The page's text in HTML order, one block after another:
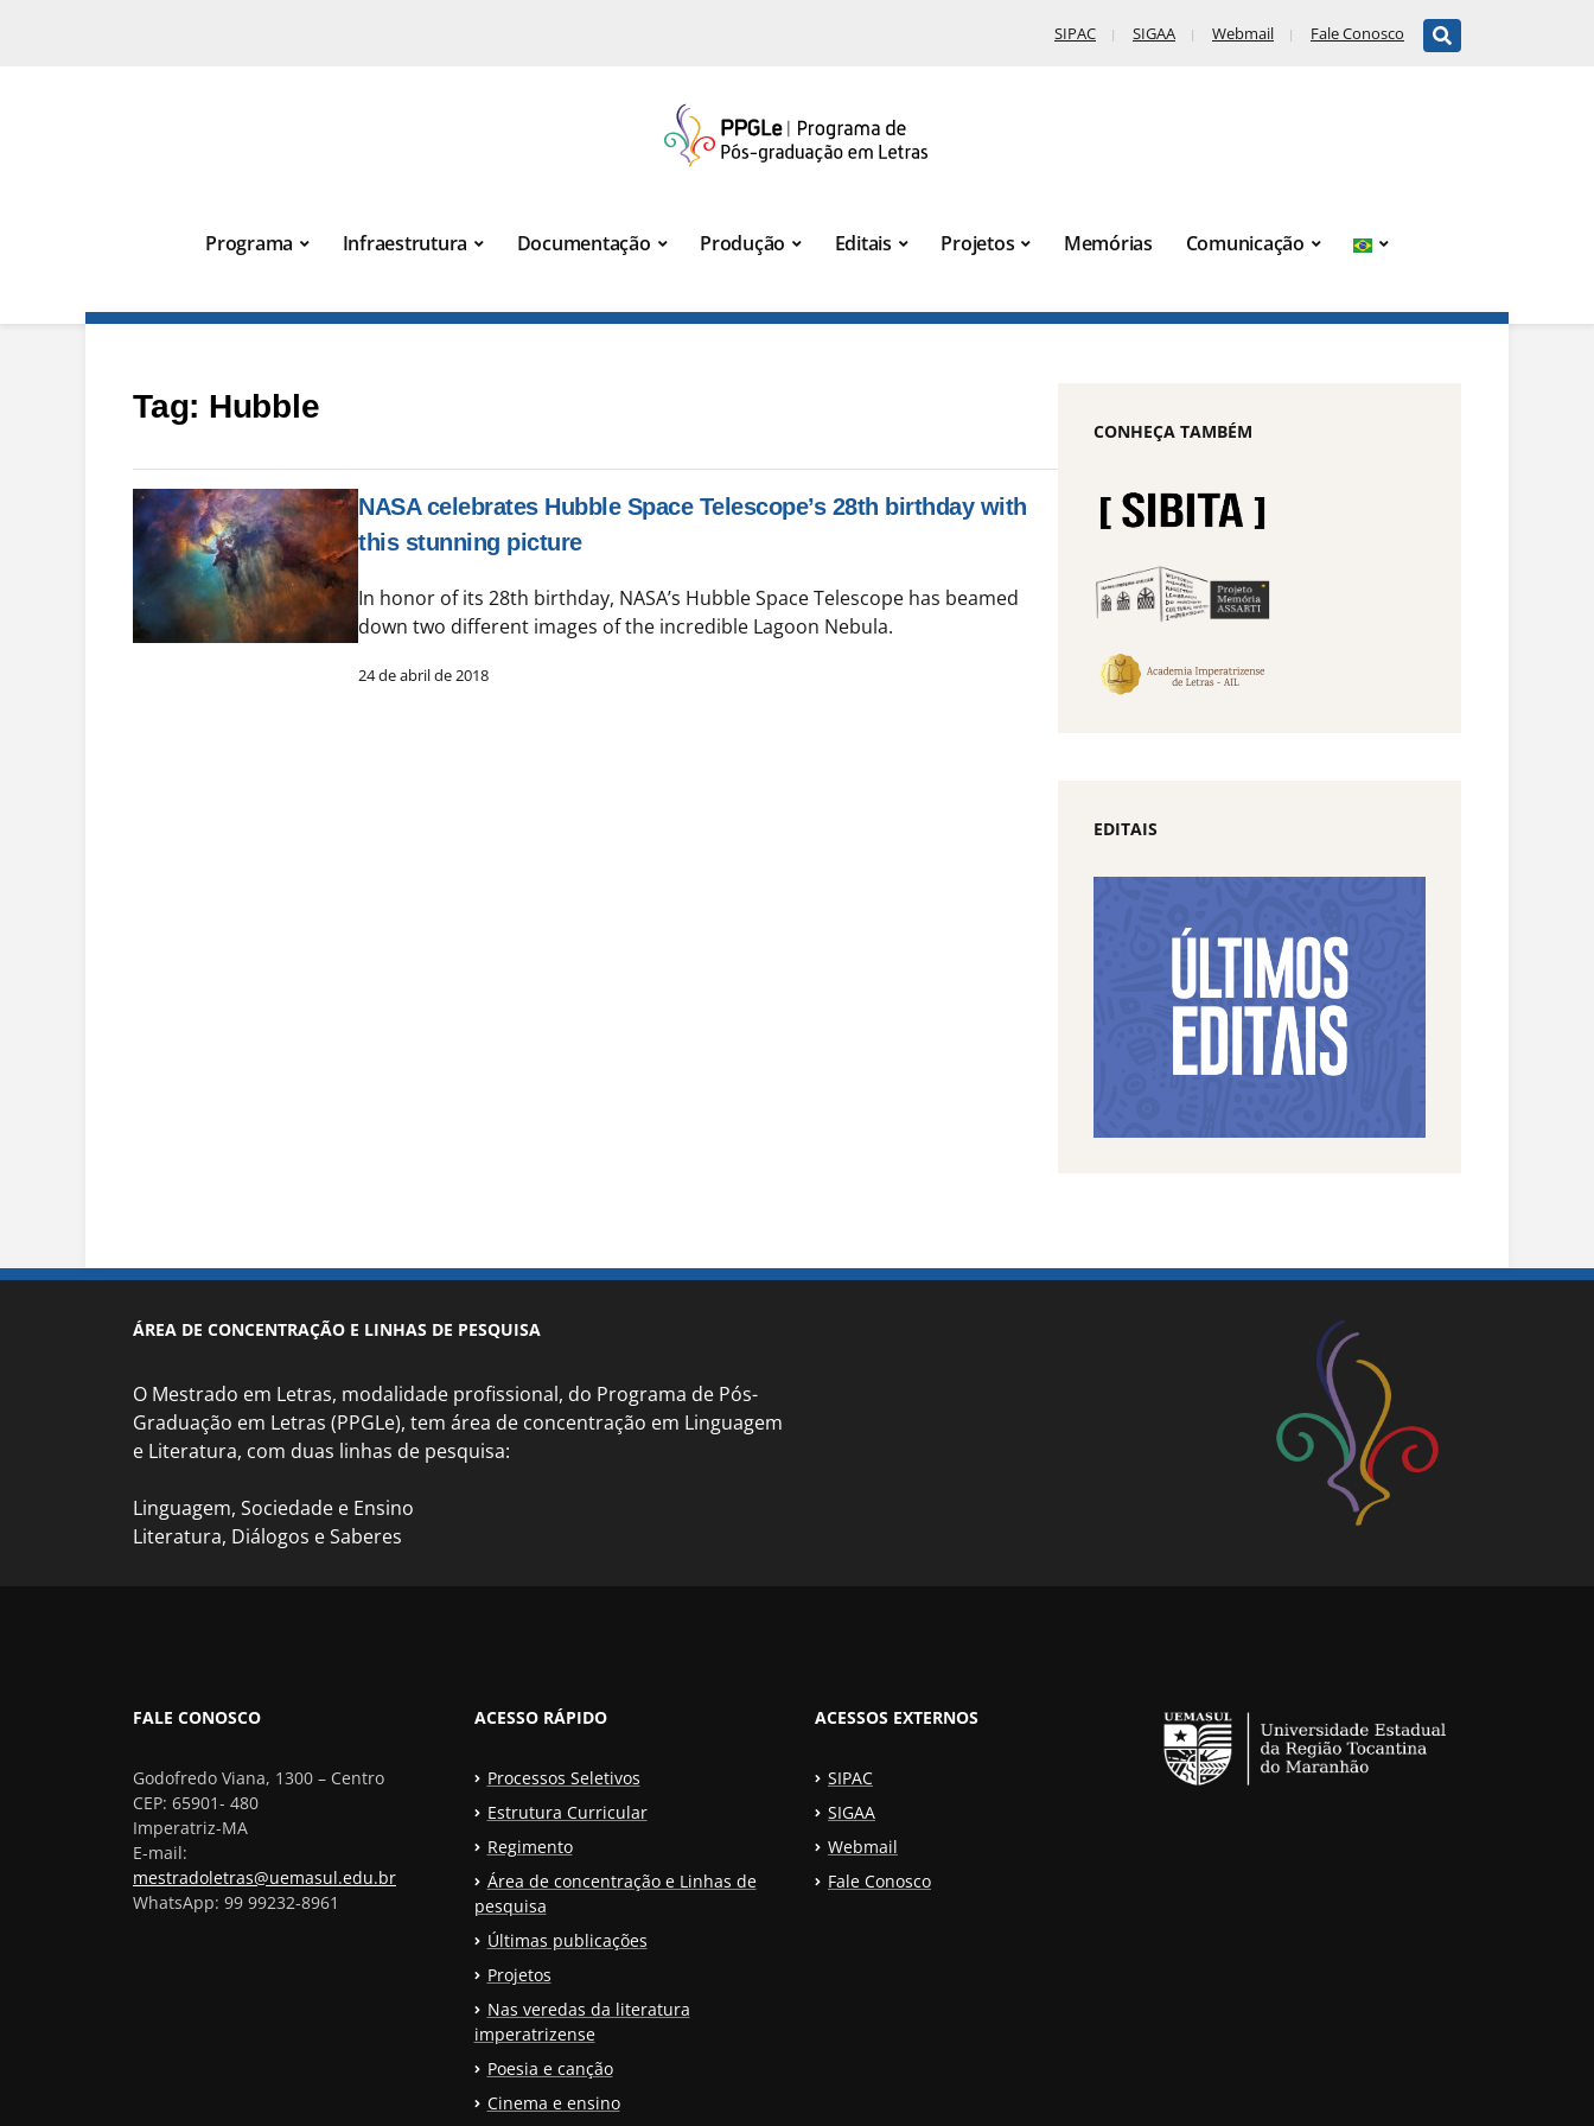
SIPAC SIGAA Webmail Fale Conosco
Programa Infraestrutura Documentação Produção Editais Projetos Memórias Comunicação
Tag: Hubble
NASA celebrates Hubble Space Telescope’s 28th birthday with
this stunning picture
In honor of its 28th birthday, NASA’s Hubble Space Telescope has beamed
down two different images of the incredible Lagoon Nebula.
24 de abril de 2018
CONHEÇA TAMBÉM
EDITAIS
ÁREA DE CONCENTRAÇÃO E LINHAS DE PESQUISA
O Mestrado em Letras, modalidade profissional, do Programa de Pós-
Graduação em Letras (PPGLe), tem área de concentração em Linguagem
e Literatura, com duas linhas de pesquisa:
Linguagem, Sociedade e Ensino
Literatura, Diálogos e Saberes
FALE CONOSCO
Godofredo Viana, 1300 – Centro
CEP: 65901- 480
Imperatriz-MA
E-mail:
mestradoletras@uemasul.edu.br
WhatsApp: 99 99232-8961
ACESSO RÁPIDO
Processos Seletivos
Estrutura Curricular
Regimento
Área de concentração e Linhas de
pesquisa
Últimas publicações
Projetos
Nas veredas da literatura
imperatrizense
Poesia e canção
Cinema e ensino
ACESSOS EXTERNOS
SIPAC
SIGAA
Webmail
Fale Conosco